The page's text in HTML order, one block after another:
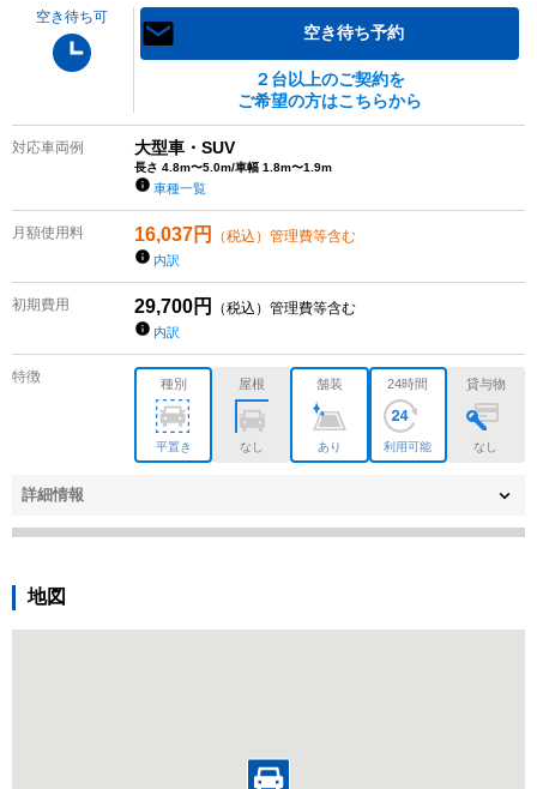
空き待ち可
空き待ち予約
２台以上のご契約を
ご希望の方はこちらから
対応車両例 大型車・SUV
長さ 4.8m〜5.0m/車幅 1.8m〜1.9m
車種一覧
月額使用料 16,037円 （税込）管理費等含む
内訳
初期費用 29,700円 （税込）管理費等含む
内訳
特徴 種別
平置き
屋根
なし
舗装
あり
24時間
利用可能
貸与物
なし
詳細情報
地図